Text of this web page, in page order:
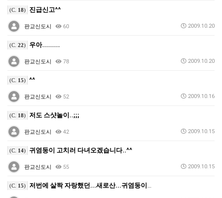
(C. 18) 진급신고^^
판교신도시 60 2009.10.20
(C. 22) 우아.........
판교신도시 78 2009.10.20
(C. 15) ^^
판교신도시 52 2009.10.16
(C. 18) 저도 스샷놀이..;;;
판교신도시 42 2009.10.15
(C. 14) 귀염둥이 고치러 다녀오겠습니다..^^
판교신도시 55 2009.10.15
(C. 15) 저번에 살짝 자랑했던...새로산...귀염둥이를...